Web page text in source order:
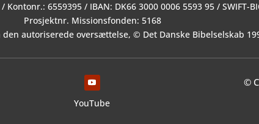
6559395 / IBAN: DK66 3000 0006 5593 95 / SWIFT-
Prosjektnr. Missionsfonden: 5168
autoriserede oversættelse, © Det Danske Bibelselskab
YouTube
©